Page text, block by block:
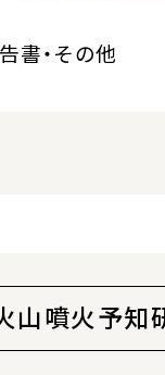
書・その他
山噴火予知